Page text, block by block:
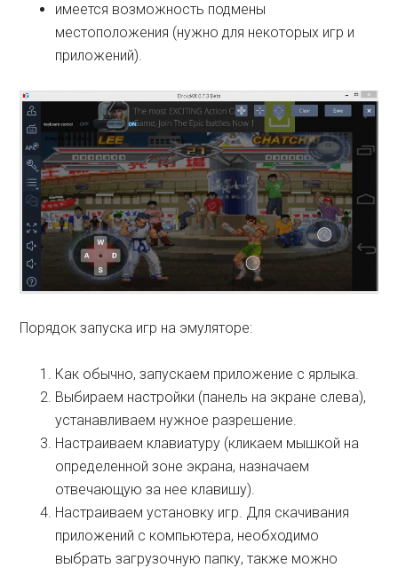
имеется возможность подмены
местоположения (нужно для некоторых игр и
приложений).
Порядок запуска игр на эмуляторе:
Как обычно, запускаем приложение с ярлыка.
Выбираем настройки (панель на экране слева),
устанавливаем нужное разрешение.
Настраиваем клавиатуру (кликаем мышкой на
определенной зоне экрана, назначаем
отвечающую за нее клавишу).
Настраиваем установку игр. Для скачивания
приложений с компьютера, необходимо
выбрать загрузочную папку, также можно